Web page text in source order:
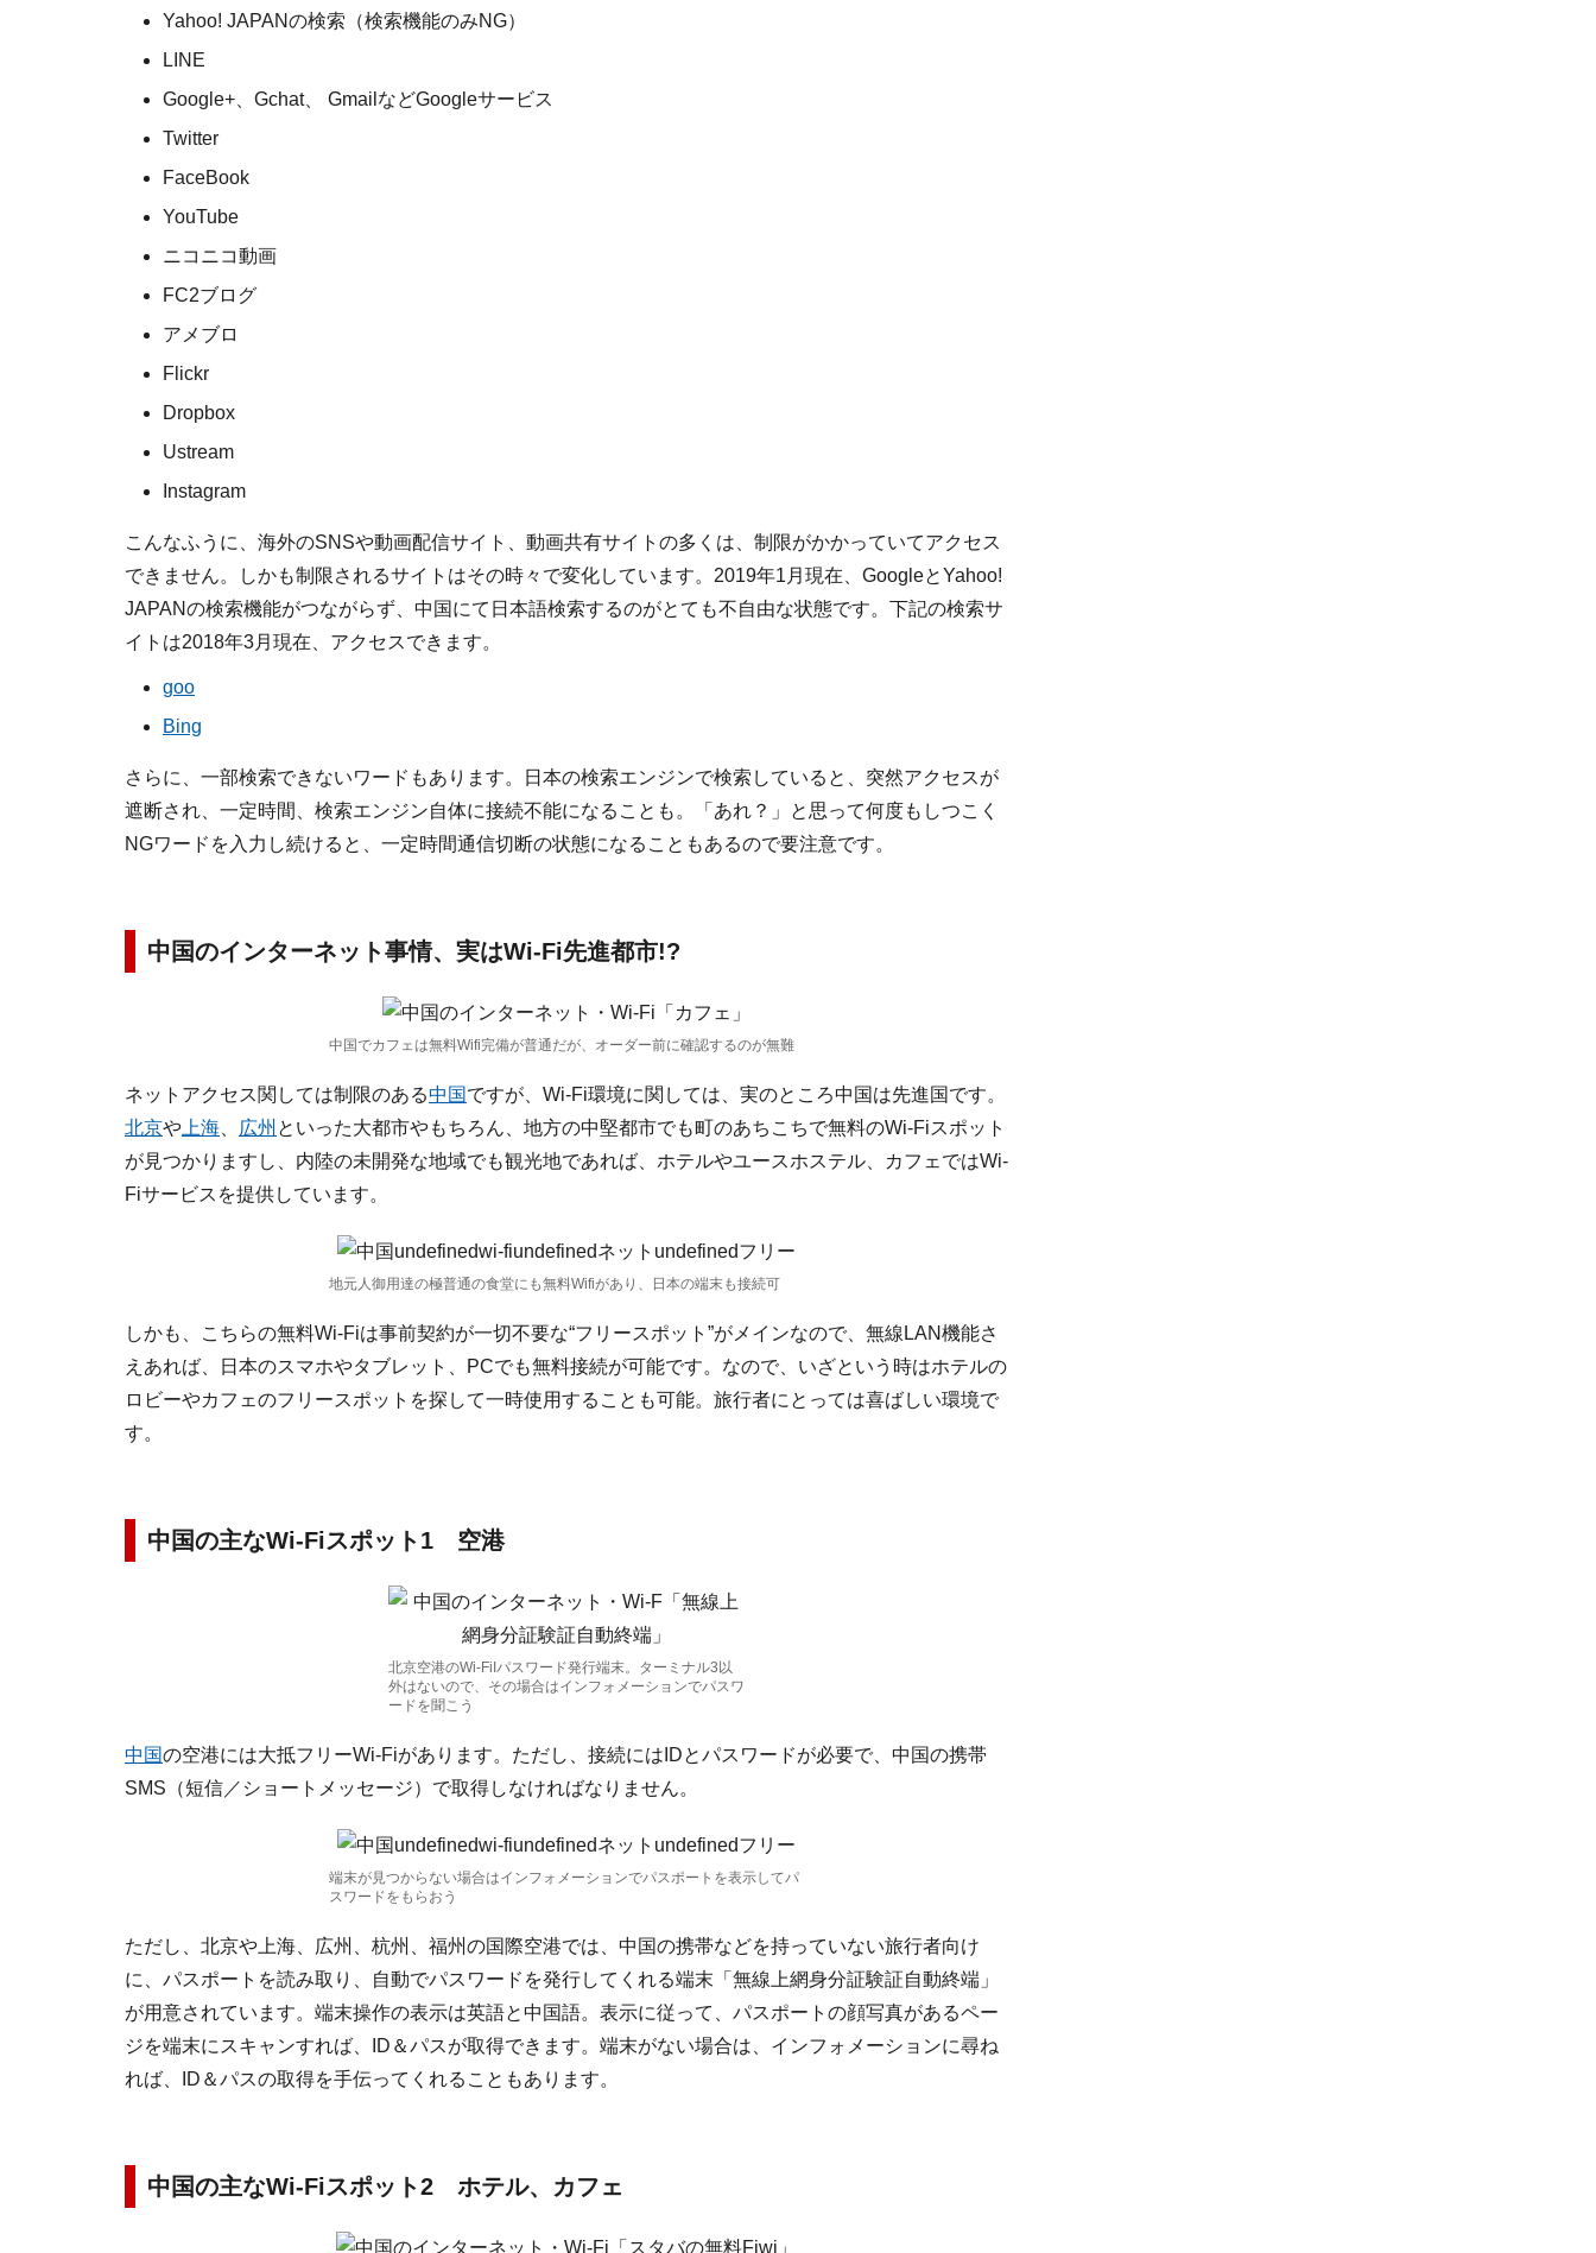
Yahoo! JAPANの検索（検索機能のみNG）
LINE
Google+、Gchat、 GmailなどGoogleサービス
Twitter
FaceBook
YouTube
ニコニコ動画
FC2ブログ
アメブロ
Flickr
Dropbox
Ustream
Instagram
こんなふうに、海外のSNSや動画配信サイト、動画共有サイトの多くは、制限がかかっていてアクセス
できません。しかも制限されるサイトはその時々で変化しています。2019年1月現在、GoogleとYahoo!
JAPANの検索機能がつながらず、中国にて日本語検索するのがとても不自由な状態です。下記の検索サ
イトは2018年3月現在、アクセスできます。
goo
Bing
さらに、一部検索できないワードもあります。日本の検索エンジンで検索していると、突然アクセスが
遮断され、一定時間、検索エンジン自体に接続不能になることも。「あれ？」と思って何度もしつこく
NGワードを入力し続けると、一定時間通信切断の状態になることもあるので要注意です。
中国のインターネット事情、実はWi-Fi先進都市!?
中国でカフェは無料Wifi完備が普通だが、オーダー前に確認するのが無難
ネットアクセス関しては制限のある中国ですが、Wi-Fi環境に関しては、実のところ中国は先進国です。
北京や 上海 広州 といった大都市やもちろん、地方の中堅都市でも町のあちこちで無料のWi-Fiスポット
が見つかりますし、内陸の未開発な地域でも観光地であれば、ホテルやユースホステル、カフェではWi-
Fiサービスを提供しています。
地元人御用達の極普通の食堂にも無料Wifiがあり、日本の端末も接続可
しかも、こちらの無料Wi-Fiは事前契約が一切不要な“フリースポット”がメインなので、無線LAN機能さ
えあれば、日本のスマホやタブレット、PCでも無料接続が可能です。なので、いざという時はホテルの
ロビーやカフェのフリースポットを探して一時使用することも可能。旅行者にとっては喜ばしい環境で
す。
中国の主なWi-Fiスポット1 空港
北京空港のWi-FiIパスワード発行端末。ターミナル3以
外はないので、その場合はインフォメーションでパスワ
ードを聞こう
中国の空港には大抵フリーWi-Fiがあります。ただし、接続にはIDとパスワードが必要で、中国の携帯
SMS（短信／ショートメッセージ）で取得しなければなりません。
端末が見つからない場合はインフォメーションでパスポートを表示してパ
スワードをもらおう
ただし、北京や上海、広州、杭州、福州の国際空港では、中国の携帯などを持っていない旅行者向け
に、パスポートを読み取り、自動でパスワードを発行してくれる端末「無線上網身分証験証自動終端」
が用意されています。端末操作の表示は英語と中国語。表示に従って、パスポートの顔写真があるペー
ジを端末にスキャンすれば、ID＆パスが取得できます。端末がない場合は、インフォメーションに尋ね
れば、ID＆パスの取得を手伝ってくれることもあります。
中国の主なWi-Fiスポット2 ホテル、カフェ